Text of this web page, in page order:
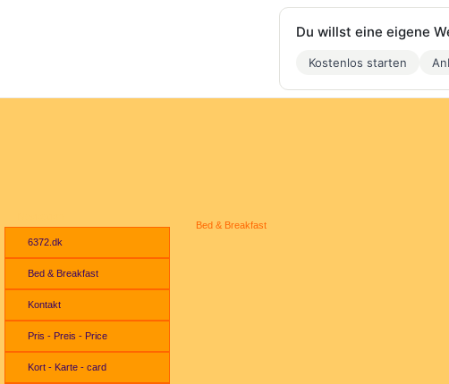
6372.dk
Bed & Breakfast
Kontakt
Pris - Preis - Price
Kort - Karte - card
Bed & Breakfast
Du willst eine eigene
Kostenlos starten